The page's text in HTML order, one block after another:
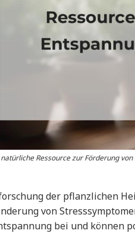
Ressource zur Förderung
der pflanzlichen
von
bei und können